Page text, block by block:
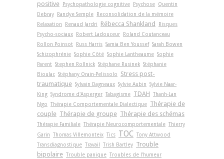
positive
Psychopathologie cognitive Psychose Quentin
Debray
Randye Semple
Reconsolidation de la mémoire
Relaxation
Renaud Jardri Rébecca Shankland
Risques
Psycho-sociaux
Robert Ladouceur
Roland Coutanceau
Rollon Poinsot
Russ Harris Samia Ben Youssef Sarah Bowen
Schizophrénie Sophie Côté Sophie Lantheaume Sophie
Parent Stephen Rollnick Stéphane Rusinek Stéphanie
Bioulac Stéphany Orain-Pelissolo
Stress post-
traumatique Sylvain Dagneaux Sylvie Aubin Sylvie Naar-
King Syndrome d'Asperger Tabagisme TDAH Thanh-Lan
Ngo Thérapie Comportementale Dialectique Thérapie de
couple Thérapie de groupe Thérapie des schémas
Thérapie Familiale Thérapie Neurocomportementale Thierry
Garin Thomas Villemonteix Tics TOC Tony Attwood
Transdiagnostique Travail Trish Bartley Trouble
bipolaire Trouble panique Troubles de l'humeur